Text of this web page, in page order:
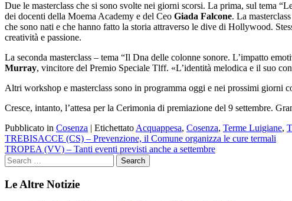
Due le masterclass che si sono svolte nei giorni scorsi. La prima, sul tema
dei docenti della Moema Academy e del Ceo Giada Falcone. La
che sono nati e che hanno fatto la storia attraverso le dive di Hollywood.
creatività e passione.
La seconda masterclass – tema “Il Dna delle colonne sonore. L’impatto
Murray, vincitore del Premio Speciale Tlff. «L’identità melodica e il suo
Altri workshop e masterclass sono in programma oggi e nei prossimi giorni
Cresce, intanto, l’attesa per la Cerimonia di premiazione del 9 settembre.
Pubblicato in Cosenza | EtichettatoAcquappesa, Cosenza, Terme Luigiane,
Navigazione
articoli
TREBISACCE (CS) – Prevenzione, il Comune organizza le cure termali
TROPEA (VV) – Tanti eventi previsti anche a settembre
Le Altre Notizie